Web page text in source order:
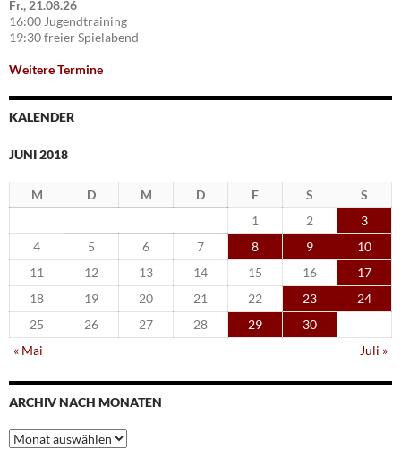
Fr., 21.08.26
16:00 Jugendtraining
19:30 freier Spielabend
Weitere Termine
KALENDER
JUNI 2018
M D M D F S
S
1
2
3
4
5 6 7 8 9
10
11
12 13 14 15 16
17
18
19 20 21 22 23
24
25
26 27 28 29
30
« Mai
Juli »
ARCHIV NACH MONATEN
Archiv
nach